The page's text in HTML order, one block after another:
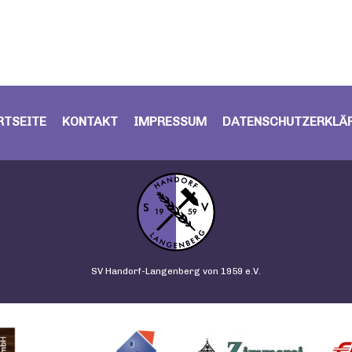
KONTAKT IMPRESSUM
SV Handorf-Langenberg von 1959 e.V.